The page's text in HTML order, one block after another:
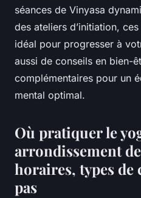
séances de Vinyasa
des ateliers d’initiation,
idéal pour progresser à
aussi de conseils en bien-
complémentaires pour un
mental optimal.
Où pratiquer le
arrondissement
horaires, types
pas